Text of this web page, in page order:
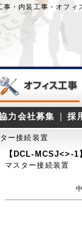
・内装工事・オフィ
力会社募集 採
ー接続装置
【DCL-MCSJ<>-1
マスター接続装置